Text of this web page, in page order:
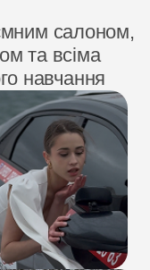
салоном,
та всіма
навчання